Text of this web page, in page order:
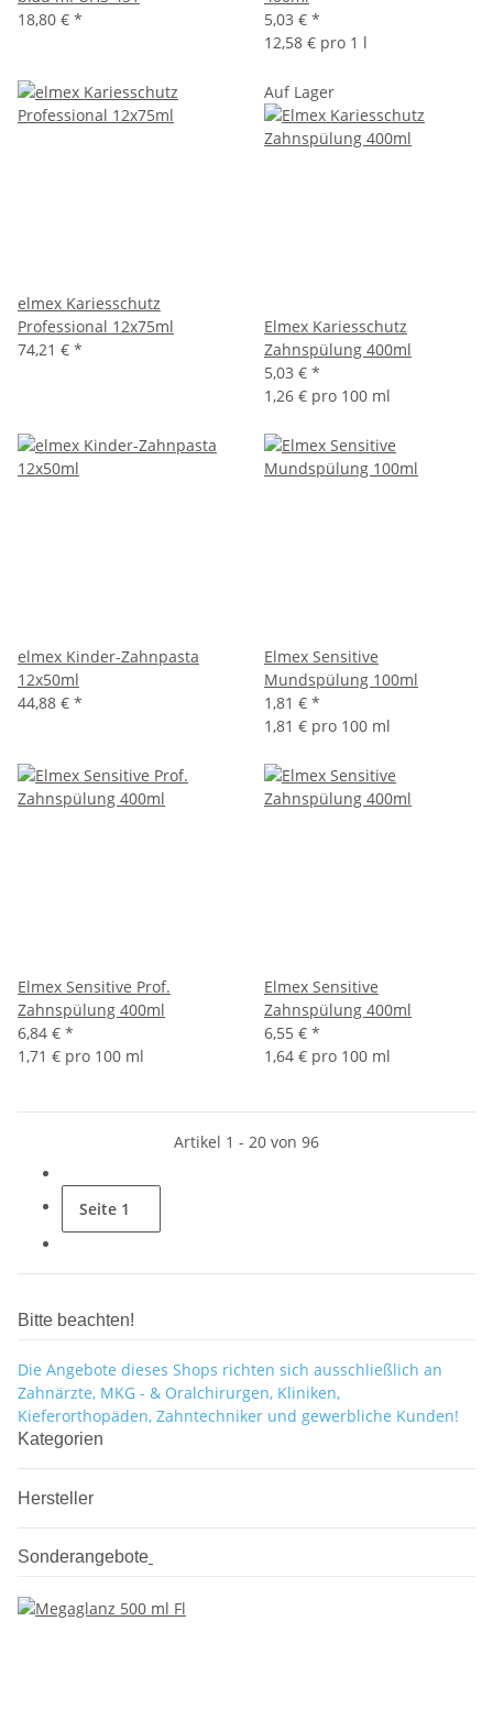
18,80 € *
5,03 € *
12,58 € pro 1 l
elmex Kariesschutz
Professional 12x75ml
74,21 € *
Auf Lager
Elmex Kariesschutz
Zahnspülung 400ml
5,03 € *
1,26 € pro 100 ml
elmex Kinder-Zahnpasta
12x50ml
44,88 € *
Elmex Sensitive
Mundspülung 100ml
1,81 € *
1,81 € pro 100 ml
Elmex Sensitive Prof.
Zahnspülung 400ml
6,84 € *
1,71 € pro 100 ml
Elmex Sensitive
Zahnspülung 400ml
6,55 € *
1,64 € pro 100 ml
Artikel 1 - 20 von 96
Seite 1
Bitte beachten!
Die Angebote dieses Shops richten sich ausschließlich an
Zahnärzte, MKG - & Oralchirurgen, Kliniken,
Kieferorthopäden, Zahntechniker und gewerbliche Kunden!
Kategorien
Hersteller
Sonderangebote